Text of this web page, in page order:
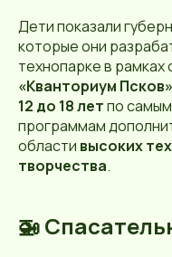
Дети показали
которые они
технопарке в
«Кванториум Псков»
12 до 18 летпо
программам
области высоких
творчества.
🚁